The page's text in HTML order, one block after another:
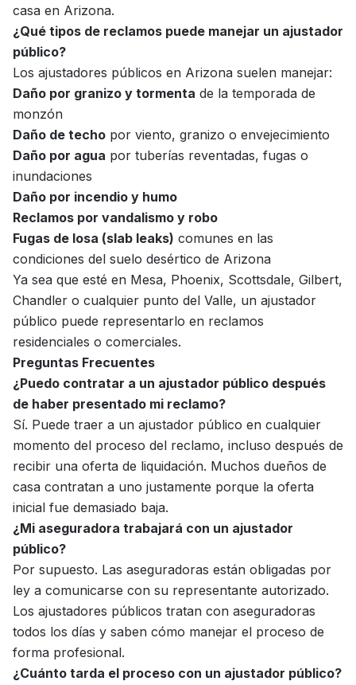
casa en Arizona.
¿Qué tipos de reclamos puede manejar un ajustador
público?
Los ajustadores públicos en Arizona suelen manejar:
Daño por granizo y tormenta de la temporada de
monzón
Daño de techo por viento, granizo o envejecimiento
Daño por agua por tuberías reventadas, fugas o
inundaciones
Daño por incendio y humo
Reclamos por vandalismo y robo
Fugas de losa (slab leaks) comunes en las
condiciones del suelo desértico de Arizona
Ya sea que esté en Mesa, Phoenix, Scottsdale, Gilbert,
Chandler o cualquier punto del Valle, un ajustador
público puede representarlo en reclamos
residenciales o comerciales.
Preguntas Frecuentes
¿Puedo contratar a un ajustador público después
de haber presentado mi reclamo?
Sí. Puede traer a un ajustador público en cualquier
momento del proceso del reclamo, incluso después de
recibir una oferta de liquidación. Muchos dueños de
casa contratan a uno justamente porque la oferta
inicial fue demasiado baja.
¿Mi aseguradora trabajará con un ajustador
público?
Por supuesto. Las aseguradoras están obligadas por
ley a comunicarse con su representante autorizado.
Los ajustadores públicos tratan con aseguradoras
todos los días y saben cómo manejar el proceso de
forma profesional.
¿Cuánto tarda el proceso con un ajustador público?